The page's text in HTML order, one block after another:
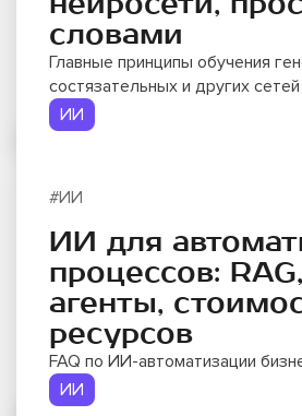
словами
Главные принципы обучения
состязательных и других сетей
ИИ
#ИИ
ИИ для
процессов:
агенты,
ресурсов
FAQ по ИИ-автоматизации
ИИ